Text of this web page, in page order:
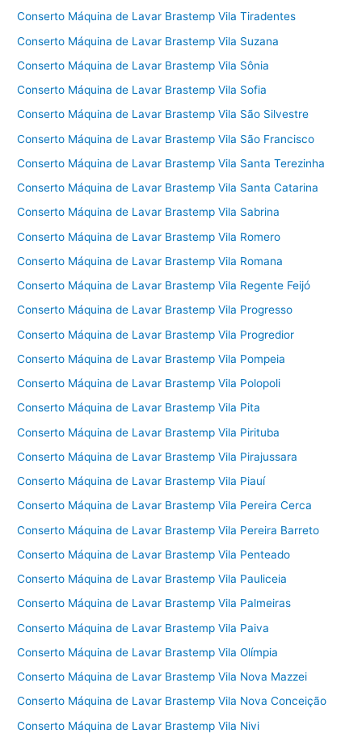
Conserto Máquina de Lavar Brastemp Vila Tiradentes
Conserto Máquina de Lavar Brastemp Vila Suzana
Conserto Máquina de Lavar Brastemp Vila Sônia
Conserto Máquina de Lavar Brastemp Vila Sofia
Conserto Máquina de Lavar Brastemp Vila São Silvestre
Conserto Máquina de Lavar Brastemp Vila São Francisco
Conserto Máquina de Lavar Brastemp Vila Santa Terezinha
Conserto Máquina de Lavar Brastemp Vila Santa Catarina
Conserto Máquina de Lavar Brastemp Vila Sabrina
Conserto Máquina de Lavar Brastemp Vila Romero
Conserto Máquina de Lavar Brastemp Vila Romana
Conserto Máquina de Lavar Brastemp Vila Regente Feijó
Conserto Máquina de Lavar Brastemp Vila Progresso
Conserto Máquina de Lavar Brastemp Vila Progredior
Conserto Máquina de Lavar Brastemp Vila Pompeia
Conserto Máquina de Lavar Brastemp Vila Polopoli
Conserto Máquina de Lavar Brastemp Vila Pita
Conserto Máquina de Lavar Brastemp Vila Pirituba
Conserto Máquina de Lavar Brastemp Vila Pirajussara
Conserto Máquina de Lavar Brastemp Vila Piauí
Conserto Máquina de Lavar Brastemp Vila Pereira Cerca
Conserto Máquina de Lavar Brastemp Vila Pereira Barreto
Conserto Máquina de Lavar Brastemp Vila Penteado
Conserto Máquina de Lavar Brastemp Vila Pauliceia
Conserto Máquina de Lavar Brastemp Vila Palmeiras
Conserto Máquina de Lavar Brastemp Vila Paiva
Conserto Máquina de Lavar Brastemp Vila Olímpia
Conserto Máquina de Lavar Brastemp Vila Nova Mazzei
Conserto Máquina de Lavar Brastemp Vila Nova Conceição
Conserto Máquina de Lavar Brastemp Vila Nivi